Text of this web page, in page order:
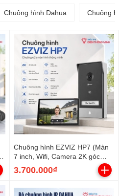
Chuông hình Dahua Chuông
Chuông hình EZVIZ HP7 (Màn
7 inch, Wifi, Camera 2K góc
162°)
3.700.000₫